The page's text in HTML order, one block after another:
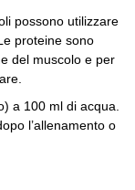
possono utilizzare
proteine sono
del muscolo e per
a 100 ml di acqua.
l’allenamento o